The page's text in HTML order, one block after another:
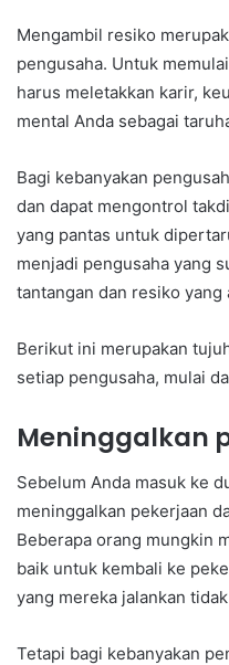
Mengambil resiko
pengusaha. Untuk
harus meletakkan karir,
mental Anda sebagai
Bagi kebanyakan
dan dapat mengontrol
yang pantas untuk
menjadi pengusaha yang
tantangan dan resiko yang
Berikut ini merupakan
setiap pengusaha, mulai
Meninggalkan
Sebelum Anda masuk ke
meninggalkan pekerjaan
Beberapa orang mungkin
baik untuk kembali ke
yang mereka jalankan
Tetapi bagi kebanyakan